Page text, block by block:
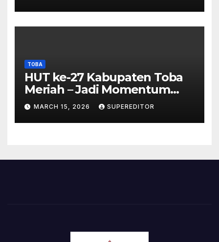
TOBA
HUT ke-27 Kabupaten Toba
Meriah – Jadi Momentum
Perkuat Sinergi
Pembangunan Kawasan
Danau Toba
MARCH 15, 2026 SUPEREDITOR